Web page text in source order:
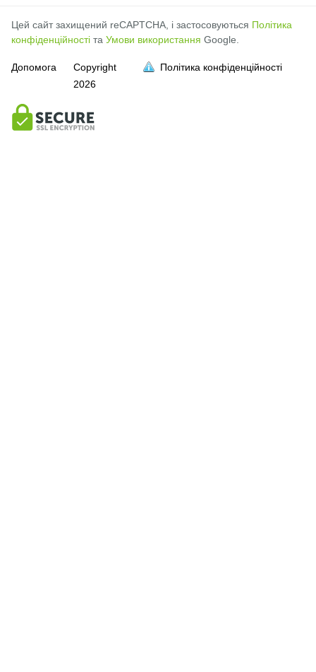
Цей сайт захищений reCAPTCHA, і застосовуються Політика
конфіденційності та Умови використання Google.
Допомога
Copyright
2026
Політика конфіденційності